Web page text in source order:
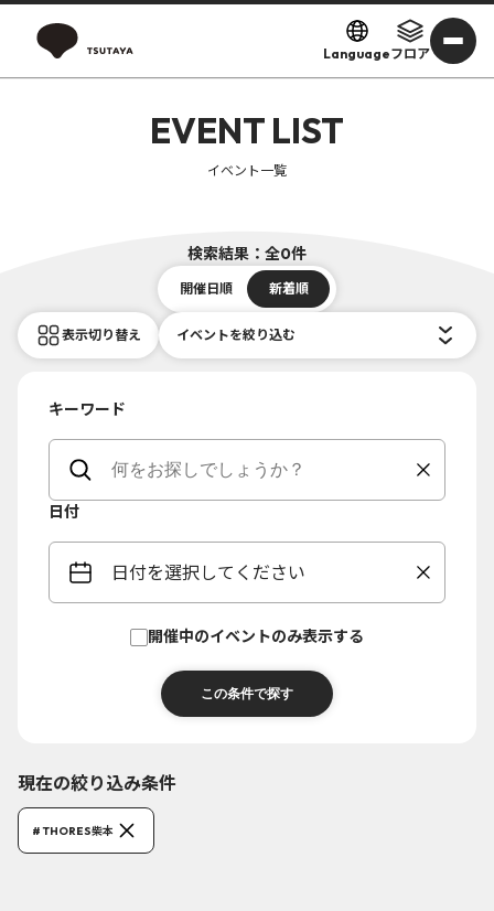
Languageフロア
EVENT LIST
イベント一覧
検索結果：全0件
開催日順 新着順
表示切り替え イベントを絞り込む
キーワード
日付
日付を選択してください
開催中のイベントのみ表示する
現在の絞り込み条件
# THORES柴本